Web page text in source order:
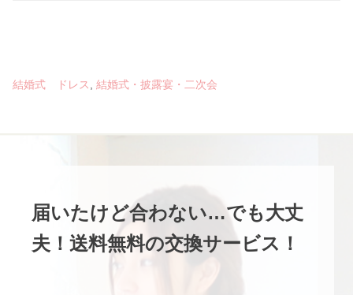
結婚式 ドレス 結婚式・披露宴・二次会
届いたけど合わない…でも大丈
夫！送料無料の交換サービス！